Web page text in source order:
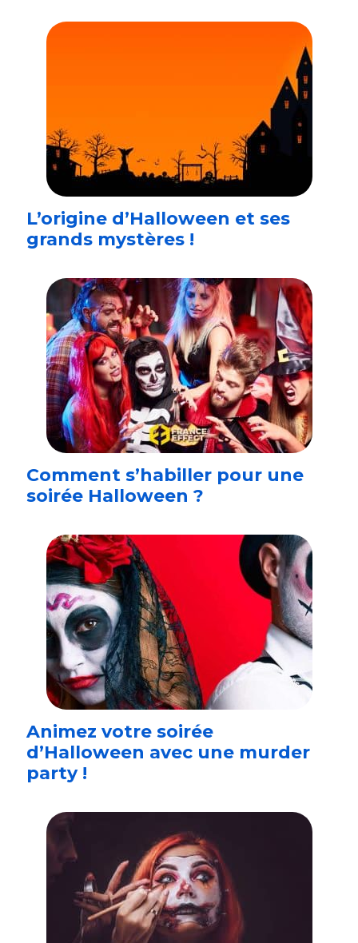
L’origine d’Halloween et ses
grands mystères !
Comment s’habiller pour une
soirée Halloween ?
Animez votre soirée
d’Halloween avec une murder
party !